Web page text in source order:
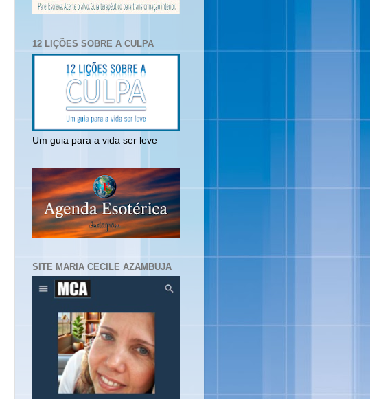
12 LIÇÕES SOBRE A CULPA
Um guia para a vida ser leve
SITE MARIA CECILE AZAMBUJA